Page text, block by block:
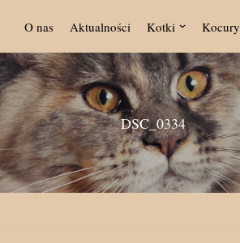
O nas Aktualności Kotki Kocury
DSC_0334